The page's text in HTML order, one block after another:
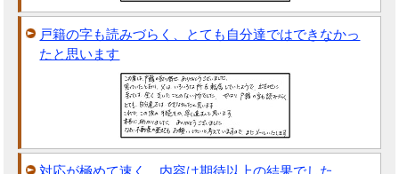
戸籍の字も読みづらく、とても自分達ではできなかっ
たと思います